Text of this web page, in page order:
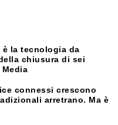
è la tecnologia da
chiusura di sei
connessi crescono
arretrano. Ma è